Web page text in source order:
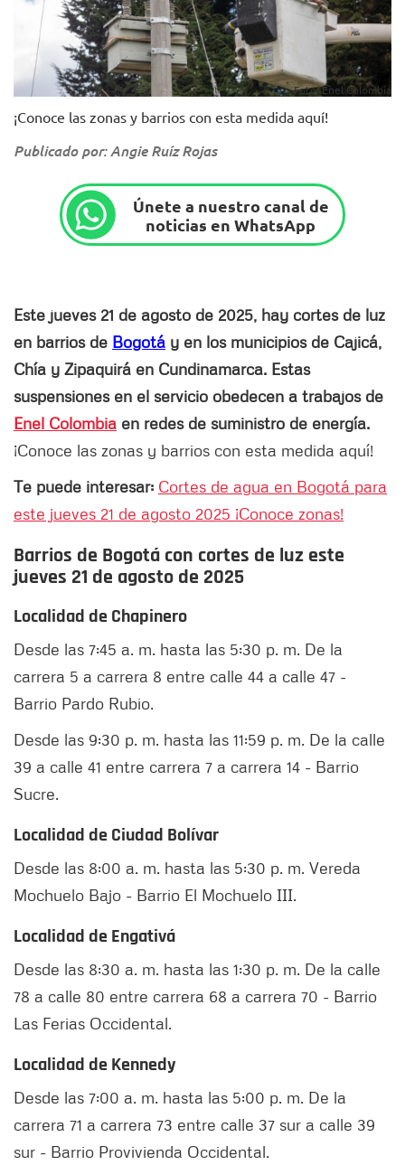
Foto: Enel Colombia
¡Conoce las zonas y barrios con esta medida aquí!
Publicado por: Angie Ruíz Rojas
Únete a nuestro canal de
noticias en WhatsApp
Este jueves 21 de agosto de 2025, hay cortes de luz
en barrios de Bogotá y en los municipios de Cajicá,
Chía y Zipaquirá en Cundinamarca. Estas
suspensiones en el servicio obedecen a trabajos de
Enel Colombia en redes de suministro de energía.
¡Conoce las zonas y barrios con esta medida aquí!
Te puede interesar: Cortes de agua en Bogotá para
este jueves 21 de agosto 2025 ¡Conoce zonas!
Barrios de Bogotá con cortes de luz este
jueves 21 de agosto de 2025
Localidad de Chapinero
Desde las 7:45 a. m. hasta las 5:30 p. m. De la
carrera 5 a carrera 8 entre calle 44 a calle 47 -
Barrio Pardo Rubio.
Desde las 9:30 p. m. hasta las 11:59 p. m. De la calle
39 a calle 41 entre carrera 7 a carrera 14 - Barrio
Sucre.
Localidad de Ciudad Bolívar
Desde las 8:00 a. m. hasta las 5:30 p. m. Vereda
Mochuelo Bajo - Barrio El Mochuelo III.
Localidad de Engativá
Desde las 8:30 a. m. hasta las 1:30 p. m. De la calle
78 a calle 80 entre carrera 68 a carrera 70 - Barrio
Las Ferias Occidental.
Localidad de Kennedy
Desde las 7:00 a. m. hasta las 5:00 p. m. De la
carrera 71 a carrera 73 entre calle 37 sur a calle 39
sur - Barrio Provivienda Occidental.